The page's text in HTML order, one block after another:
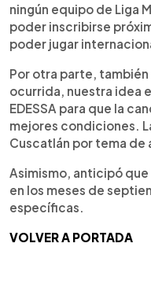
ningún equipo de Liga
poder inscribirse
poder jugar
Por otra parte,
ocurrida, nuestra idea
EDESSA para que la
mejores condiciones.
Cuscatlán por tema de
Asimismo, anticipó
en los meses de
específicas.
VOLVER A PORTADA